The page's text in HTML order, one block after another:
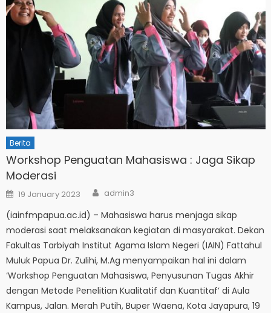
Berita
Workshop Penguatan Mahasiswa : Jaga Sikap
Moderasi
Posted
on
19 January 2023 Author
admin3
(iainfmpapua.ac.id) – Mahasiswa harus menjaga sikap
moderasi saat melaksanakan kegiatan di masyarakat. Dekan
Fakultas Tarbiyah Institut Agama Islam Negeri (IAIN) Fattahul
Muluk Papua Dr. Zulihi, M.Ag menyampaikan hal ini dalam
‘Workshop Penguatan Mahasiswa, Penyusunan Tugas Akhir
dengan Metode Penelitian Kualitatif dan Kuantitaf’ di Aula
Kampus, Jalan. Merah Putih, Buper Waena, Kota Jayapura, 19